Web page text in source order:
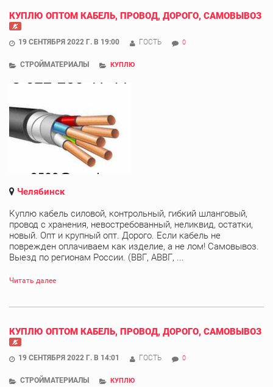
КУПЛЮ ОПТОМ КАБЕЛЬ, ПРОВОД, ДОРОГО, САМОВЫВОЗ
19 СЕНТЯБРЯ 2022 Г. В 19:00 ГОСТЬ 0
СТРОЙМАТЕРИАЛЫ КУПЛЮ
Челябинск
Куплю кабель силовой, контрольный, гибкий шланговый,
провод с хранения, невостребованный, неликвид, остатки,
новый. Опт и крупный опт. Дорого. Если кабель не
поврежден оплачиваем как изделие, а не лом! Самовывоз.
Выезд по регионам России. (ВВГ, АВВГ, ...
Читать далее
КУПЛЮ ОПТОМ КАБЕЛЬ, ПРОВОД, ДОРОГО, САМОВЫВОЗ
19 СЕНТЯБРЯ 2022 Г. В 14:01 ГОСТЬ 0
СТРОЙМАТЕРИАЛЫ КУПЛЮ